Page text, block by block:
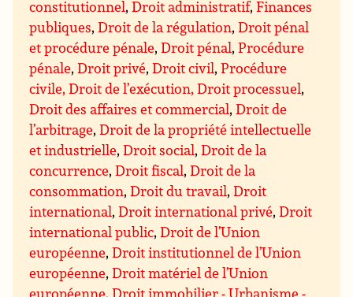
constitutionnel,Droit administratif,Finances
publiques,Droit de la régulation,Droit pénal
et procédure pénale,Droit pénal,Procédure
pénale,Droit privé,Droit civil,Procédure
civile, Droit de l’exécution, Droit processuel,
Droit des affaires et commercial,Droit de
l’arbitrage,Droit de la propriété intellectuelle
et industrielle,Droit social,Droit de la
concurrence,Droit fiscal,Droit de la
consommation,Droit du travail,Droit
international,Droit international privé,Droit
international public,Droit de l’Union
européenne,Droit institutionnel de l’Union
européenne,Droit matériel de l’Union
européenne,Droit immobilier - Urbanisme -